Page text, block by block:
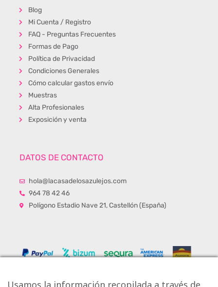
Blog
Mi Cuenta / Registro
FAQ - Preguntas Frecuentes
Formas de Pago
Política de Privacidad
Condiciones Generales
Cómo calcular gastos envío
Muestras
Alta Profesionales
Exposición y venta
DATOS DE CONTACTO
hola@lacasadelosazulejos.com
964 78 42 46
Polígono Estadio Nave 21, Castellón (España)
Usamos la información recopilada a través de